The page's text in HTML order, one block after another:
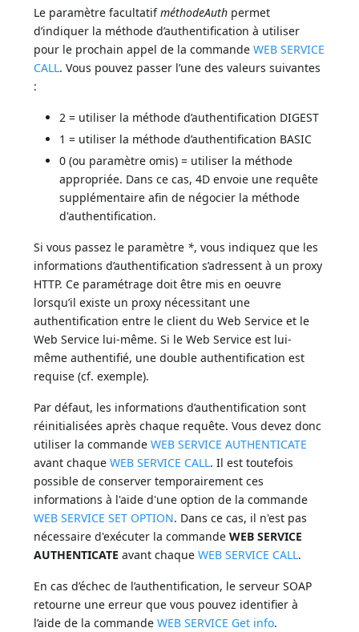
Le paramètre facultatifméthodeAuth permet
d’indiquer la méthode d’authentification à utiliser
pour le prochain appel de la commandeWEB SERVICE
CALL. Vous pouvez passer l’une des valeurs suivantes
:
2 = utiliser la méthode d’authentification DIGEST
1 = utiliser la méthode d’authentification BASIC
0 (ou paramètre omis) = utiliser la méthode
appropriée. Dans ce cas, 4D envoie une requête
supplémentaire afin de négocier la méthode
d'authentification.
Si vous passez le paramètre *, vous indiquez que les
informations d’authentification s’adressent à un proxy
HTTP. Ce paramétrage doit être mis en oeuvre
lorsqu’il existe un proxy nécessitant une
authentification entre le client du Web Service et le
Web Service lui-même. Si le Web Service est lui-
même authentifié, une double authentification est
requise (cf. exemple).
Par défaut, les informations d’authentification sont
réinitialisées après chaque requête. Vous devez donc
utiliser la commandeWEB SERVICE AUTHENTICATE
avant chaqueWEB SERVICE CALL. Il est toutefois
possible de conserver temporairement ces
informations à l'aide d'une option de la commande
WEB SERVICE SET OPTION. Dans ce cas, il n'est pas
nécessaire d'exécuter la commandeWEB SERVICE
AUTHENTICATE avant chaqueWEB SERVICE CALL.
En cas d’échec de l’authentification, le serveur SOAP
retourne une erreur que vous pouvez identifier à
l’aide de la commandeWEB SERVICE Get info.